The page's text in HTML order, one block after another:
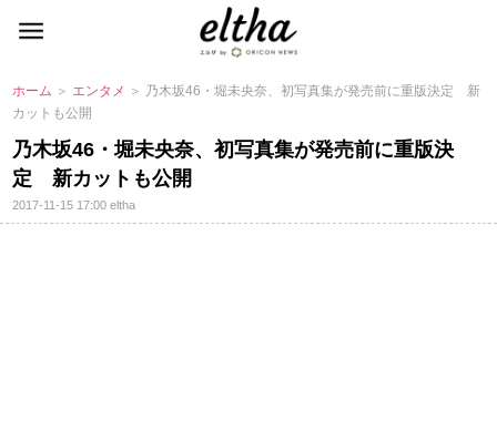
ホーム ＞ エンタメ ＞ 乃木坂46・堀未央奈、初写真集が発売前に重版決定 新
カットも公開
乃木坂46・堀未央奈、初写真集が発売前に重版決
定 新カットも公開
2017-11-15 17:00eltha